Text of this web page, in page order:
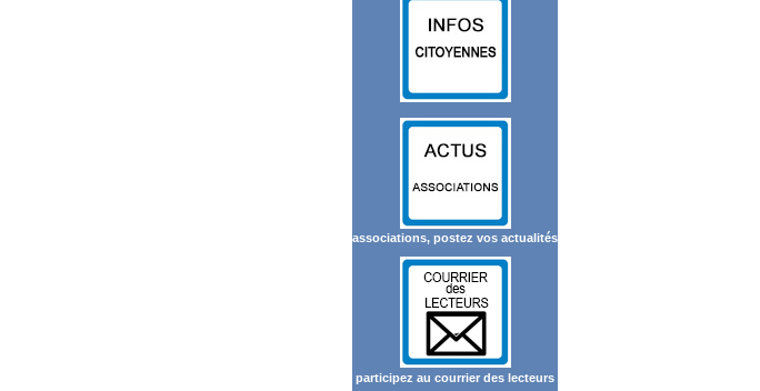
associations, postez vos actualités
participez au courrier des lecteurs